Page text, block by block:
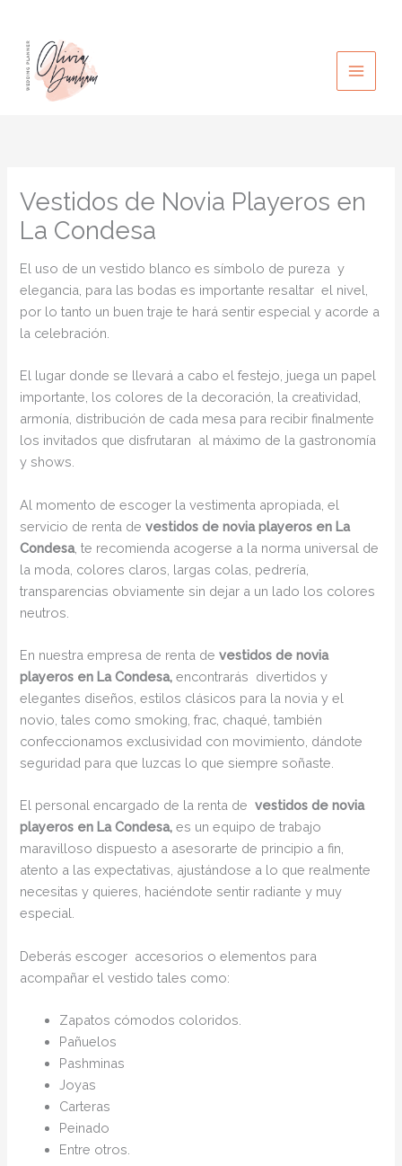
contenido
Vestidos de Novia Playeros en
La Condesa
El uso de un vestido blanco es símbolo de pureza y
elegancia, para las bodas es importante resaltar el nivel,
por lo tanto un buen traje te hará sentir especial y acorde a
la celebración.
El lugar donde se llevará a cabo el festejo, juega un papel
importante, los colores de la decoración, la creatividad,
armonía, distribución de cada mesa para recibir finalmente
los invitados que disfrutaran al máximo de la gastronomía
y shows.
Al momento de escoger la vestimenta apropiada, el
servicio de renta devestidos de novia playeros en La
Condesa, te recomienda acogerse a la norma universal de
la moda, colores claros, largas colas, pedrería,
transparencias obviamente sin dejar a un lado los colores
neutros.
En nuestra empresa de renta devestidos de novia
playeros en La Condesa,encontrarás divertidos y
elegantes diseños, estilos clásicos para la novia y el
novio, tales como smoking, frac, chaqué, también
confeccionamos exclusividad con movimiento, dándote
seguridad para que luzcas lo que siempre soñaste.
El personal encargado de la renta devestidos de novia
playeros en La Condesa, es un equipo de trabajo
maravilloso dispuesto a asesorarte de principio a fin,
atento a las expectativas, ajustándose a lo que realmente
necesitas y quieres, haciéndote sentir radiante y muy
especial.
Deberás escoger accesorios o elementos para
acompañar el vestido tales como:
Zapatos cómodos coloridos.
Pañuelos
Pashminas
Joyas
Carteras
Peinado
Entre otros.